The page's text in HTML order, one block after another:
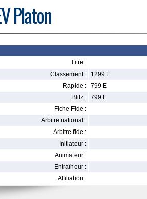
Platon
Titre :
Classement :
1299 E
Rapide :
799 E
Blitz :
799 E
Fiche Fide :
Arbitre national :
Arbitre fide :
Initiateur :
Animateur :
Entraîneur :
Affiliation :